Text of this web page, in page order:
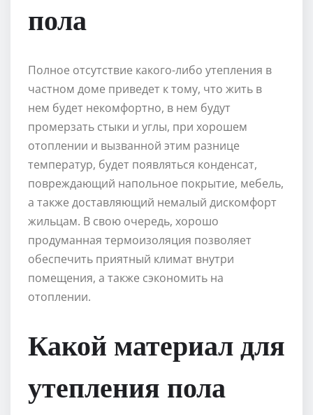
пола
Полное отсутствие какого-либо утепления в
частном доме приведет к тому, что жить в
нем будет некомфортно, в нем будут
промерзать стыки и углы, при хорошем
отоплении и вызванной этим разнице
температур, будет появляться конденсат,
повреждающий напольное покрытие, мебель,
а также доставляющий немалый дискомфорт
жильцам. В свою очередь, хорошо
продуманная термоизоляция позволяет
обеспечить приятный климат внутри
помещения, а также сэкономить на
отоплении.
Какой материал для
утепления пола